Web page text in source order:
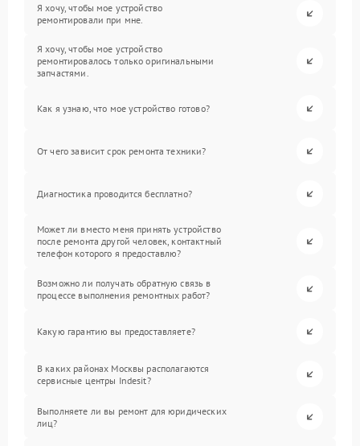
Я хочу, чтобы мое устройство
ремонтировали при мне.
Я хочу, чтобы мое устройство
ремонтировалось только оригинальными
запчастями.
Как я узнаю, что мое устройство готово?
От чего зависит срок ремонта техники?
Диагностика проводится бесплатно?
Может ли вместо меня принять устройство
после ремонта другой человек, контактный
телефон которого я предоставлю?
Возможно ли получать обратную связь в
процессе выполнения ремонтных работ?
Какую гарантию вы предоставляете?
В каких районах Москвы располагаются
сервисные центры Indesit?
Выполняете ли вы ремонт для юридических
лиц?